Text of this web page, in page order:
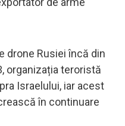
drone Rusiei încă din
organizația teroristă
Israelului, iar acest
în continuare